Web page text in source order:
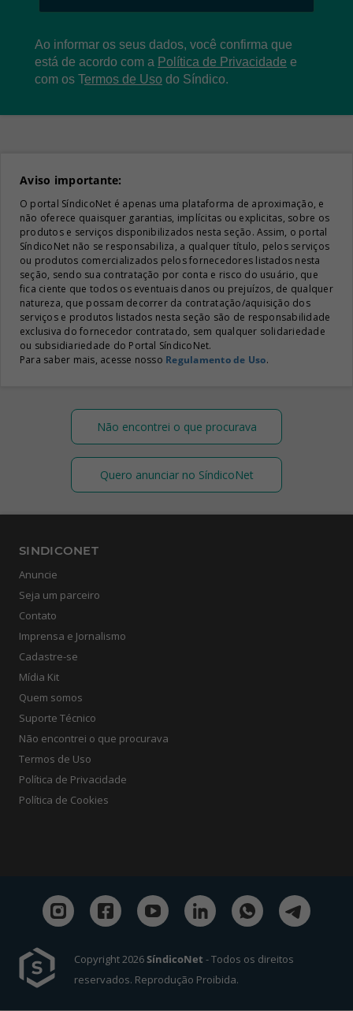
Ao informar os seus dados, você confirma que
está de acordo com a Política de Privacidade e
com os Termos de Uso do Síndico.
Aviso importante:
O portal SíndicoNet é apenas uma plataforma de aproximação, e
não oferece quaisquer garantias, implícitas ou explicitas, sobre os
produtos e serviços disponibilizados nesta seção. Assim, o portal
SíndicoNet não se responsabiliza, a qualquer título, pelos serviços
ou produtos comercializados pelos fornecedores listados nesta
seção, sendo sua contratação por conta e risco do usuário, que
fica ciente que todos os eventuais danos ou prejuízos, de qualquer
natureza, que possam decorrer da contratação/aquisição dos
serviços e produtos listados nesta seção são de responsabilidade
exclusiva do fornecedor contratado, sem qualquer solidariedade
ou subsidiariedade do Portal SíndicoNet.
Para saber mais, acesse nosso Regulamento de Uso.
Não encontrei o que procurava
Quero anunciar no SíndicoNet
SINDICONET
Anuncie
Seja um parceiro
Contato
Imprensa e Jornalismo
Cadastre-se
Mídia Kit
Quem somos
Suporte Técnico
Não encontrei o que procurava
Termos de Uso
Política de Privacidade
Política de Cookies
Copyright 2026SíndicoNet - Todos os direitos
reservados. Reprodução Proibida.